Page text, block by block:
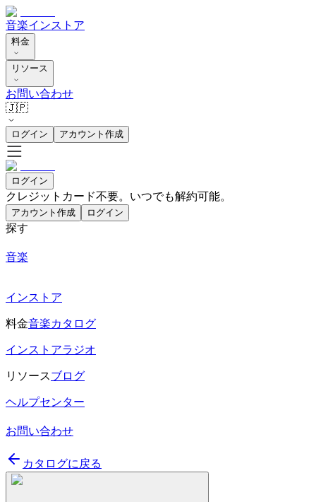
音楽インストア
料金
リソース
お問い合わせ
🇯🇵
ログイン アカウント作成
ログイン
クレジットカード不要。いつでも解約可能。
アカウント作成 ログイン
探す
音楽
インストア
料金音楽カタログ
インストアラジオ
リソースブログ
ヘルプセンター
お問い合わせ
カタログに戻る